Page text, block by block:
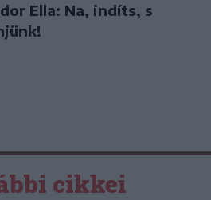
Ella: Na, indíts, s
cikkei